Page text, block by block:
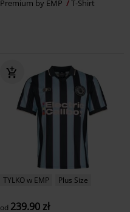
Premium by EMP T-Shirt
TYLKO w EMP Plus Size
od 239.90 zł